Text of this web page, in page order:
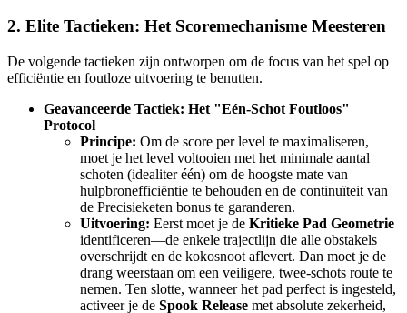
2. Elite Tactieken: Het Scoremechanisme Meesteren
De volgende tactieken zijn ontworpen om de focus van het spel op
efficiëntie en foutloze uitvoering te benutten.
Geavanceerde Tactiek: Het "Eén-Schot Foutloos"
Protocol
Principe: Om de score per level te maximaliseren,
moet je het level voltooien met het minimale aantal
schoten (idealiter één) om de hoogste mate van
hulpbronefficiëntie te behouden en de continuïteit van
de Precisieketen bonus te garanderen.
Uitvoering: Eerst moet je de Kritieke Pad Geometrie
identificeren—de enkele trajectlijn die alle obstakels
overschrijdt en de kokosnoot aflevert. Dan moet je de
drang weerstaan om een veiligere, twee-schots route te
nemen. Ten slotte, wanneer het pad perfect is ingesteld,
activeer je de Spook Release met absolute zekerheid,